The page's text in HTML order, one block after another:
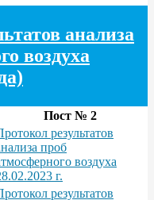
анализа
воздуха
Пост № 2
результатов
проб
воздуха
г.
результатов